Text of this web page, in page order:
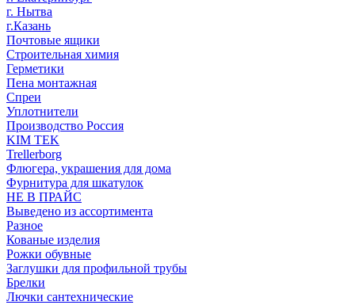
г. Нытва
г.Казань
Почтовые ящики
Строительная химия
Герметики
Пена монтажная
Спреи
Уплотнители
Производство Россия
KIM TEK
Trellerborg
Флюгера, украшения для дома
Фурнитура для шкатулок
НЕ В ПРАЙС
Выведено из ассортимента
Разное
Кованые изделия
Рожки обувные
Заглушки для профильной трубы
Брелки
Лючки сантехнические